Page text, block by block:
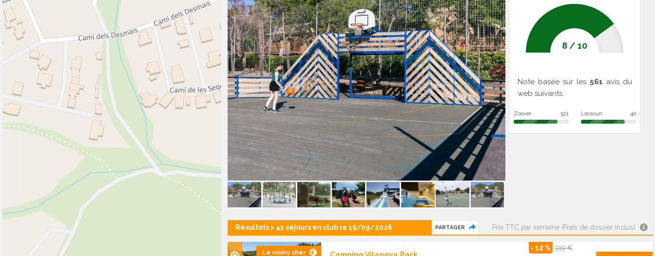
8/10
Note basée sur les 561 avis du
web suivants :
Zoover 521 Locasun 40
Résultats > 41 séjours en club le 19/09/2026 PARTAGER Prix TTC par semaine (Frais de dossier inclus)
Le moins cher
- 12 % 319 €